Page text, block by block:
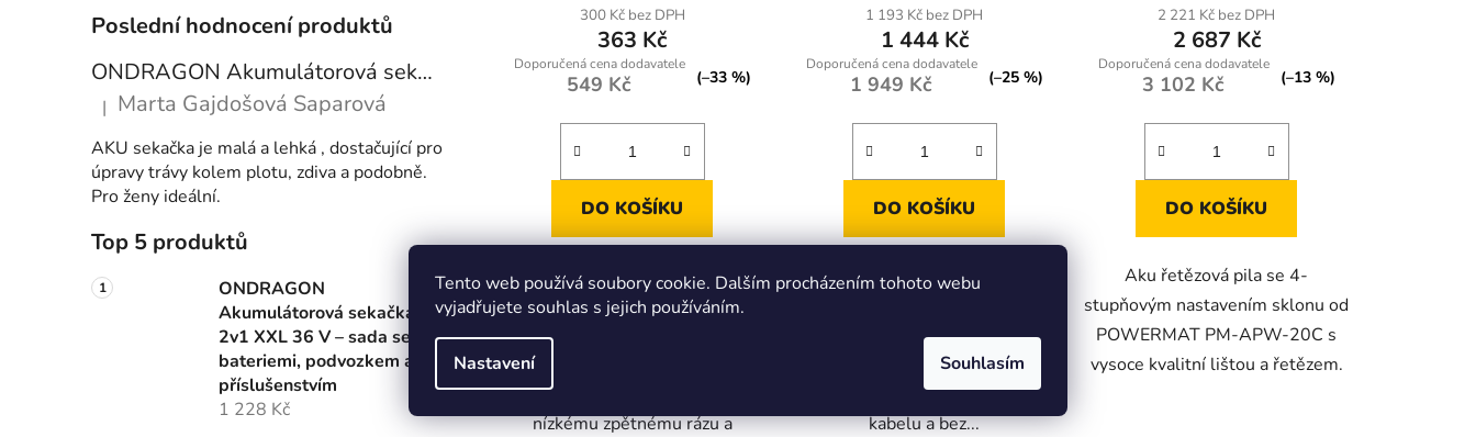
Tento web používá soubory cookie. Dalším procházením tohoto webu
vyjadřujete souhlas s jejich používáním.
Nastavení Souhlasím
Poslední hodnocení produktů
ONDRAGON Akumulátorová sekačka 2v1 XXL 36 V – sada se 2 bateriemi, podvozkem a příslušenstvím
Hodnocení produktu je 5 z 5 hvězdiček.
| Marta Gajdošová Saparová
AKU sekačka je malá a lehká , dostačující pro
úpravy trávy kolem plotu, zdiva a podobně.
Pro ženy ideální.
Top 5 produktů
ONDRAGON
Akumulátorová sekačka
2v1 XXL 36 V – sada se 2
bateriemi, podvozkem a
příslušenstvím
1 228 Kč
produktu
je
5,0
5
hvězdiček.
300 Kč bez DPH
363 Kč
549 Kč (–33 %)
DO KOŠÍKU
Odolná a přesná sada pro
motorové a elektrické pily, ideální
pro řezání dřeva, prořezávání
stromů a tesařské práceDíky
pevné ocelové konstrukci,
nízkému zpětnému rázu a
produktu
je
5,0
z
5
hvězdiček.
1 193 Kč bez DPH
1 444 Kč
1 949 Kč (–25 %)
DO KOŠÍKU
Akumulátorová mini řetězová pila
kompaktní nástroj pro prořezávání
větví, ořez stromů a přípravu
drobného palivového dřeva — bez
kabelu a bez...
2 221 Kč bez DPH
2 687 Kč
3 102 Kč (–13 %)
DO KOŠÍKU
Aku řetězová pila se 4-
stupňovým nastavením sklonu od
POWERMAT PM-APW-20C s
vysoce kvalitní lištou a řetězem.